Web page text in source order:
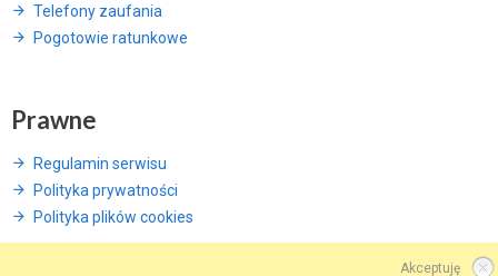
Telefony zaufania
Pogotowie ratunkowe
Prawne
Regulamin serwisu
Polityka prywatności
Polityka plików cookies
Akceptuję